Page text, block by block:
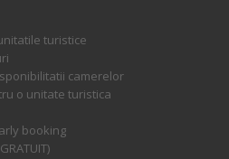
turistice
camerelor
o unitate turistica
booking